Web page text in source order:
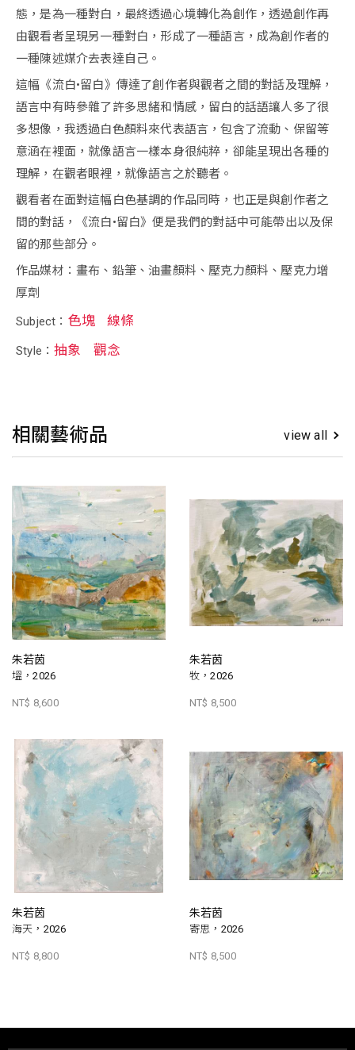
態，是為一種對白，最終透過心境轉化為創作，透過創作再
由觀看者呈現另一種對白，形成了一種語言，成為創作者的
一種陳述媒介去表達自己。
這幅《流白•留白》傳達了創作者與觀者之間的對話及理解，
語言中有時參雜了許多思緒和情感，留白的話語讓人多了很
多想像，我透過白色顏料來代表語言，包含了流動、保留等
意涵在裡面，就像語言一樣本身很純粹，卻能呈現出各種的
理解，在觀者眼裡，就像語言之於聽者。
觀看者在面對這幅白色基調的作品同時，也正是與創作者之
間的對話，《流白•留白》便是我們的對話中可能帶出以及保
留的那些部分。
作品媒材：畫布、鉛筆、油畫顏料、壓克力顏料、壓克力增
厚劑
Subject： 色塊 線條
Style：抽象 觀念
相關藝術品 view all
朱若茵
塭，2026
NT$ 8,600
朱若茵
牧，2026
NT$ 8,500
朱若茵
海天，2026
NT$ 8,800
朱若茵
寄思，2026
NT$ 8,500